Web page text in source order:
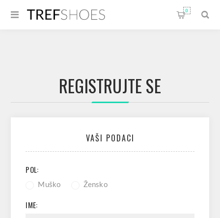
0
REGISTRUJTE SE
VAŠI PODACI
POL:
Muško Žensko
IME: